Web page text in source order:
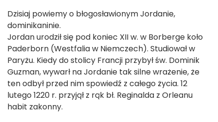
Dzisiaj powiemy o błogosławionym Jordanie,
dominikaninie.
Jordan urodził się pod koniec XII w. w Borberge koło
Paderborn (Westfalia w Niemczech). Studiował w
Paryżu. Kiedy do stolicy Francji przybył św. Dominik
Guzman, wywarł na Jordanie tak silne wrażenie, że
ten odbył przed nim spowiedź z całego życia. 12
lutego 1220 r. przyjął z rąk bł. Reginalda z Orleanu
habit zakonny.